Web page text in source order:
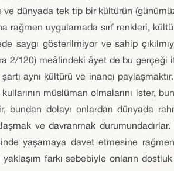
dünyada tek tip bir kültürün
rağmen uygulamada sırf renkleri,
saygı gösterilmiyor ve sahip
2/120) meâlindeki âyet de bu gerçeği
aynı kültürü ve inancı
müslüman olmalarını ister,
dolayı onlardan dünyada
ve davranmak
yaşamaya davet etmesine
farkı sebebiyle onların dostluk